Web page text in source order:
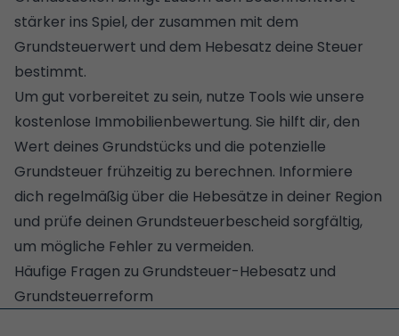
stärker ins Spiel, der zusammen mit dem
Grundsteuerwert und dem Hebesatz deine Steuer
bestimmt.
Um gut vorbereitet zu sein, nutze Tools wie unsere
kostenlose Immobilienbewertung. Sie hilft dir, den
Wert deines Grundstücks und die potenzielle
Grundsteuer frühzeitig zu berechnen. Informiere
dich regelmäßig über die Hebesätze in deiner Region
und prüfe deinen Grundsteuerbescheid sorgfältig,
um mögliche Fehler zu vermeiden.
Häufige Fragen zu Grundsteuer-Hebesatz und
Grundsteuerreform